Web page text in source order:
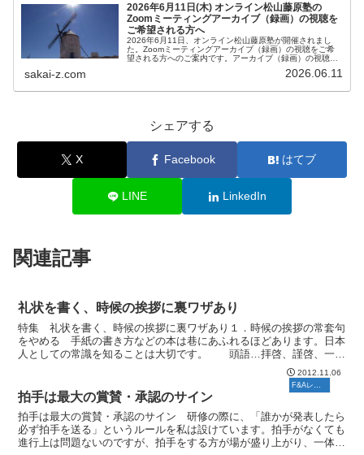
2026年6月11日(木) オンライン松山藤原塾の
Zoomミーティングアーカイブ（録画）の視聴を
ご希望される方へ
2026年6月11日、オンライン松山藤原塾が開催されまし
た。Zoomミーティングアーカイブ（録画）の視聴をご希
望される方へのご案内です。アーカイブ（録画）の視聴を
sakai-z.com 2026.06.11
シェアする
X Facebook はてブ
LINE LinkedIn
関連記事
礼状を書く、時候の挨拶に裏ワザあり
特集 礼状を書く、時候の挨拶に裏ワザあり１．時候の挨拶の常套句
をやめる 手紙の書き方などの本は巷にあふれるほどあります。日本
人としての常識を知ることは大切です。 頭語…拝啓、謹啓、一筆
啓上、急啓、急白、前略、冠省など 前文…時候の挨拶な...2012.11.06
F&Aレポート
拍手は最大の賞賛・承認のサイン
拍手は最大の賞賛・承認のサイン 研修の際に、「誰かが発表したら
必ず拍手を送る」というルールを私は設けています。拍手がなくても
進行上は問題ないのですが、拍手をする方が場が盛り上がり、一体感